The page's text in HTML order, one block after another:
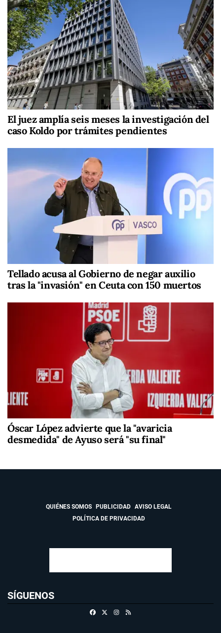
El juez amplía seis meses la investigación del
caso Koldo por trámites pendientes
Tellado acusa al Gobierno de negar auxilio
tras la "invasión" en Ceuta con 150 muertos
Óscar López advierte que la "avaricia
desmedida" de Ayuso será "su final"
QUIÉNES SOMOS PUBLICIDAD
AVISO LEGAL
POLÍTICA DE PRIVACIDAD
SÍGUENOS
FacebookInstagram